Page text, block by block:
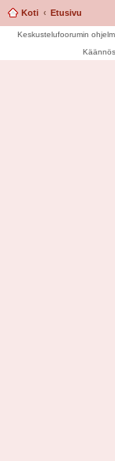
Koti Etusivu
Keskustelufoorumin